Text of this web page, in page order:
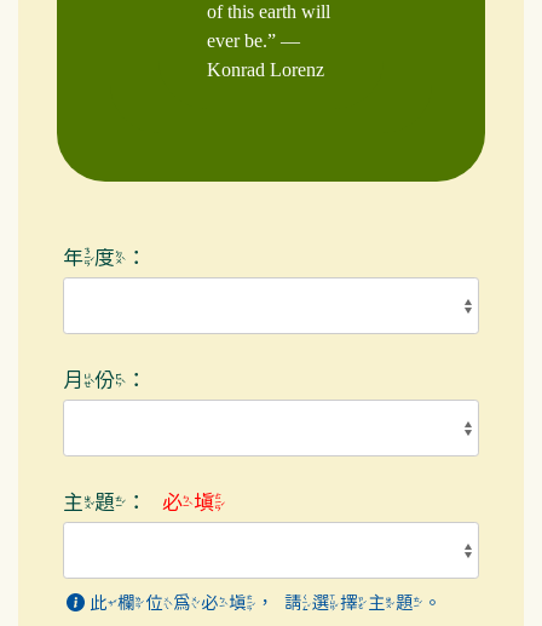
of this earth will
ever be.” —
Konrad Lorenz
年度：
月份：
主題： 必填
此欄位為必填，請選擇主題。